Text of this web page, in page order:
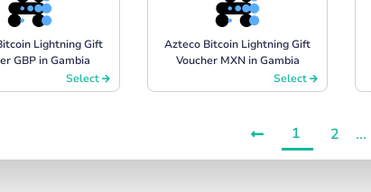
Lightning Gift
GBP in Gambia
Select
Azteco Bitcoin Lightning Gift
Voucher MXN in Gambia
Select
1 2 ...